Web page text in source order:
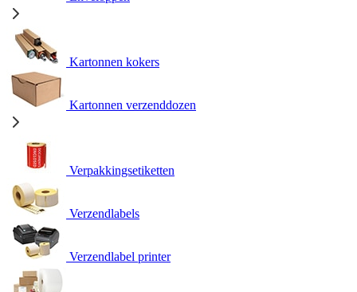
Kartonnen kokers
Kartonnen verzenddozen
Verpakkingsetiketten
Verzendlabels
Verzendlabel printer